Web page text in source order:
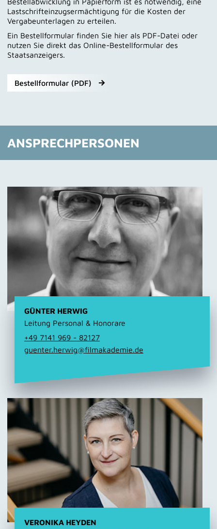
Lastschrifteinzugsermächtigung für die Kosten der
Vergabeunterlagen zu erteilen.
Ein Bestellformular finden Sie hier als PDF-Datei oder
nutzen Sie direkt das Online-Bestellformular des
Staatsanzeigers.
Bestellformular (PDF)
ANSPRECHPERSONEN
GÜNTER HERWIG
Leitung Personal & Honorare
+49 7141 969 - 82127
guenter.herwig@filmakademie.de
VERONIKA HEYDEN